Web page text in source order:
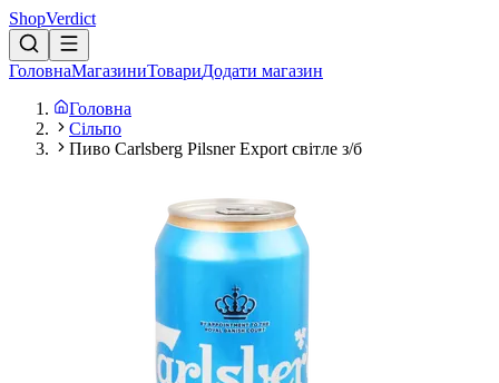
ShopVerdict
ГоловнаМагазиниТовариДодати магазин
Головна
Сільпо
Пиво Carlsberg Pilsner Export світле з/б